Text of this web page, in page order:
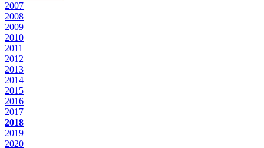
2007
2008
2009
2010
2011
2012
2013
2014
2015
2016
2017
2018
2019
2020